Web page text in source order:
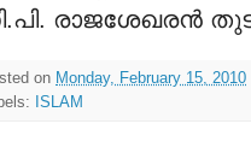
രാജശേഖരന്‍
on Monday, February 15, 2010
ISLAM